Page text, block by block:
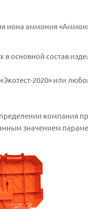
иона аммония
основной состав
2020» или
компания
значением